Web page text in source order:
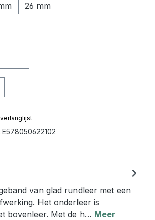
26 mm
Voer de
E578050622102
van glad rundleer met een
Het onderleer is
bovenleer. Met de h… Meer